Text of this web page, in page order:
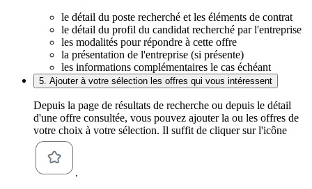
le détail du poste recherché et les éléments de contrat
le détail du profil du candidat recherché par l'entreprise
les modalités pour répondre à cette offre
la présentation de l'entreprise (si présente)
les informations complémentaires le cas échéant
5. Ajouter à votre sélection les offres qui vous intéressent
Depuis la page de résultats de recherche ou depuis le détail
d'une offre consultée, vous pouvez ajouter la ou les offres de
votre choix à votre sélection. Il suffit de cliquer sur l'icône
.